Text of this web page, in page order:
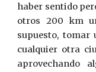
haber sentido
otros 200 km
supuesto, tomar
cualquier otra
aprovechando